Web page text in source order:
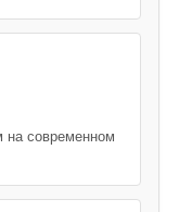
на современном